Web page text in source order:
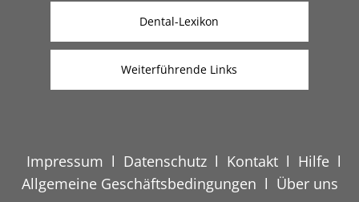
Dental-Lexikon
Weiterführende Links
Impressum l Datenschutz l Kontakt l Hilfe l
Allgemeine Geschäftsbedingungen l Über uns